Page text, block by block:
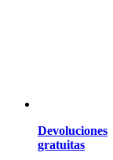
Devoluciones
gratuitas